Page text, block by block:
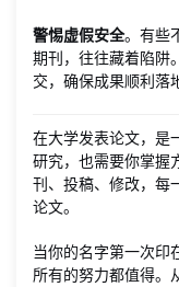
警惕虚假安全。有些
期刊，往往藏着陷阱
交，确保成果顺利落
在大学发表论文，是
研究，也需要你掌握
刊、投稿、修改，每
论文。
当你的名字第一次印
所有的努力都值得。